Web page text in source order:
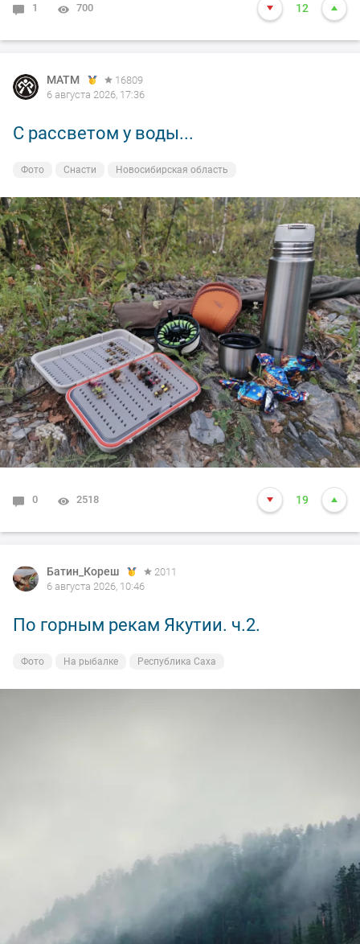
1 700 12
MATM
16809
6 августа 2026, 17:36
С рассветом у воды...
Фото Снасти Новосибирская область
0 2518 19
Батин_Кореш
2011
6 августа 2026, 10:46
По горным рекам Якутии. ч.2.
Фото На рыбалке Республика Саха